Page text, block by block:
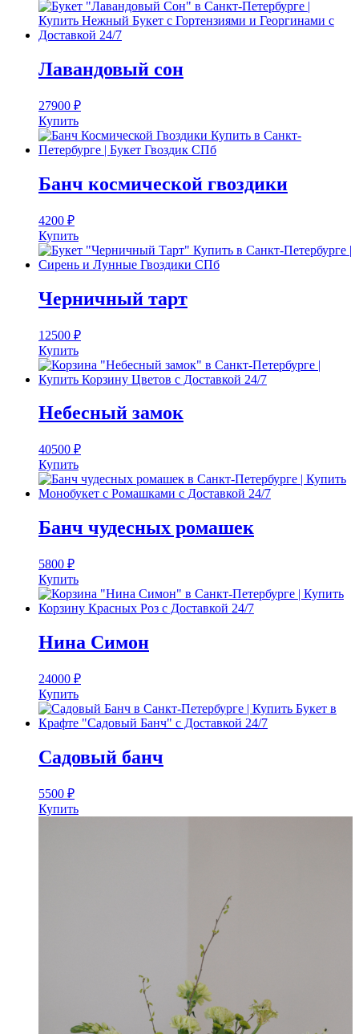
Лавандовый сон
27900 ₽
Купить
Банч космической гвоздики
4200 ₽
Купить
Черничный тарт
12500 ₽
Купить
Небесный замок
40500 ₽
Купить
Банч чудесных ромашек
5800 ₽
Купить
Нина Симон
24000 ₽
Купить
Садовый банч
5500 ₽
Купить